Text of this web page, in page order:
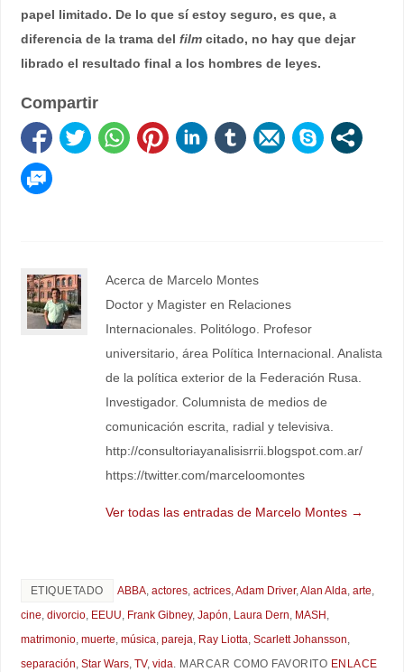
papel limitado. De lo que sí estoy seguro, es que, a
diferencia de la trama del filmcitado, no hay que dejar
librado el resultado final a los hombres de leyes.
Compartir
Acerca de Marcelo Montes
Doctor y Magister en Relaciones
Internacionales. Politólogo. Profesor
universitario, área Política Internacional. Analista
de la política exterior de la Federación Rusa.
Investigador. Columnista de medios de
comunicación escrita, radial y televisiva.
http://consultoriayanalisisrrii.blogspot.com.ar/
https://twitter.com/marceloomontes
Ver todas las entradas de Marcelo Montes →
ETIQUETADO ABBA, actores, actrices, Adam Driver, Alan Alda arte
cine divorcio, EEUU Frank Gibney, Japón Laura Dern MASH
matrimonio, muerte música pareja Ray Liotta Scarlett Johansson
separación Star Wars, TV, vida MARCAR COMO FAVORITO ENLACE